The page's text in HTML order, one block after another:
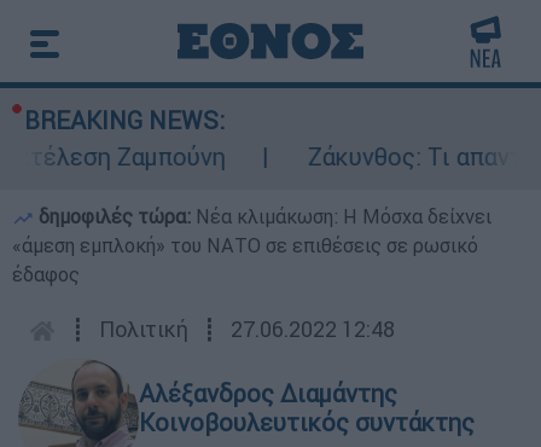
BREAKING NEWS:
Ζαμπούνη
Ζάκυνθος: Τι απαντά
δημοφιλές τώρα: Νέα κλιμάκωση: Η Μόσχα δείχνει
«άμεση εμπλοκή» του ΝΑΤΟ σε επιθέσεις σε ρωσικό
έδαφος
┋ Πολιτική ┋ 27.06.2022 12:48
Αλέξανδρος Διαμάντης
Κοινοβουλευτικός συντάκτης